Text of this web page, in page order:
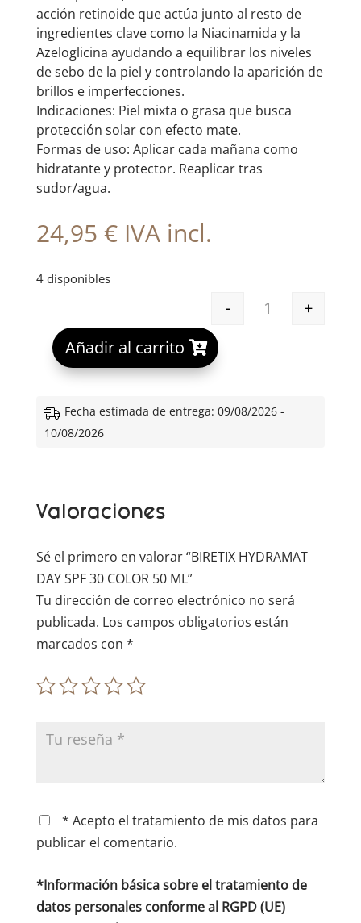
acción retinoide que actúa junto al resto de
ingredientes clave como la Niacinamida y la
Azeloglicina ayudando a equilibrar los niveles
de sebo de la piel y controlando la aparición de
brillos e imperfecciones.
Indicaciones: Piel mixta o grasa que busca
protección solar con efecto mate.
Formas de uso: Aplicar cada mañana como
hidratante y protector. Reaplicar tras
sudor/agua.
24,95 € IVA incl.
4 disponibles
BIRETIX
-
+
Añadir al carrito
A
e
e
Fecha estimada de entrega: 09/08/2026 -
10/08/2026
Valoraciones
Sé el primero en valorar “BIRETIX HYDRAMAT
DAY SPF 30 COLOR 50 ML”
Tu dirección de correo electrónico no será
publicada. Los campos obligatorios están
marcados con *
* Acepto el tratamiento de mis datos para
publicar el comentario.
*Información básica sobre el tratamiento de
datos personales conforme al RGPD (UE)